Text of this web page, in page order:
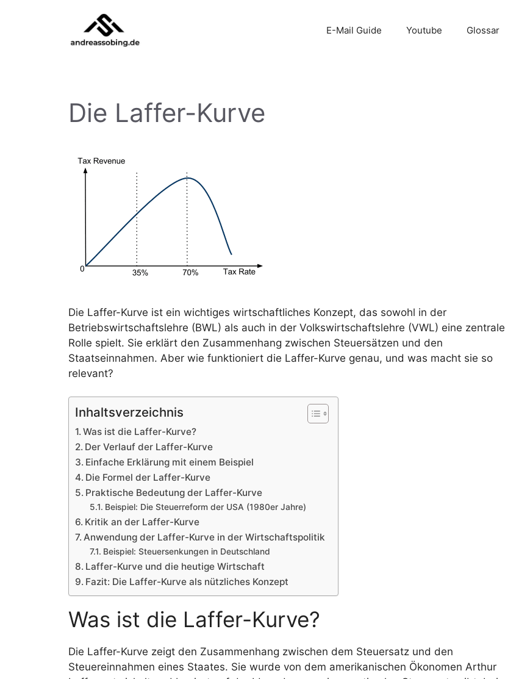
E-Mail Guide Youtube Glossar
Die Laffer-Kurve
Die Laffer-Kurve ist ein wichtiges wirtschaftliches Konzept, das sowohl in der
Betriebswirtschaftslehre (BWL) als auch in der Volkswirtschaftslehre (VWL) eine zentrale
Rolle spielt. Sie erklärt den Zusammenhang zwischen Steuersätzen und den
Staatseinnahmen. Aber wie funktioniert die Laffer-Kurve genau, und was macht sie so
relevant?
Inhaltsverzeichnis
Was ist die Laffer-Kurve?
Der Verlauf der Laffer-Kurve
Einfache Erklärung mit einem Beispiel
Die Formel der Laffer-Kurve
Praktische Bedeutung der Laffer-Kurve
Beispiel: Die Steuerreform der USA (1980er Jahre)
Kritik an der Laffer-Kurve
Anwendung der Laffer-Kurve in der Wirtschaftspolitik
Beispiel: Steuersenkungen in Deutschland
Laffer-Kurve und die heutige Wirtschaft
Fazit: Die Laffer-Kurve als nützliches Konzept
Was ist die Laffer-Kurve?
Die Laffer-Kurve zeigt den Zusammenhang zwischen dem Steuersatz und den
Steuereinnahmen eines Staates. Sie wurde von dem amerikanischen Ökonomen Arthur